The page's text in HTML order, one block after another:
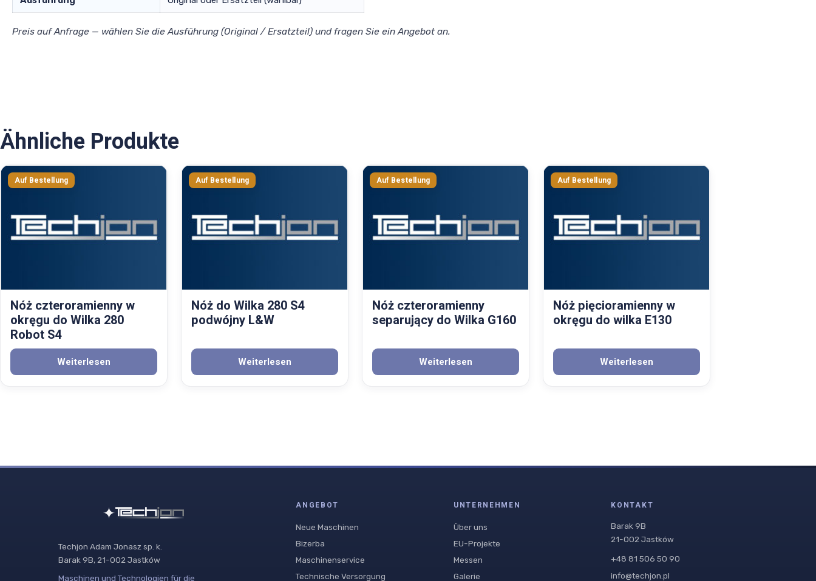
Preis auf Anfrage — wählen Sie die Ausführung (Original / Ersatzteil) und fragen Sie ein Angebot an.
Ähnliche Produkte
Nóż czteroramienny w
okręgu do Wilka 280
Robot S4
Weiterlesen
Nóż do Wilka 280 S4
podwójny L&W
Weiterlesen
Nóż czteroramienny
separujący do Wilka G160
Weiterlesen
Nóż pięcioramienny w
okręgu do wilka E130
Weiterlesen
Techjon Adam Jonasz sp. k.
Barak 9B, 21-002 Jastków
Maschinen und Technologien für die
ANGEBOT
Neue Maschinen
Bizerba
Maschinenservice
Technische Versorgung
UNTERNEHMEN
Über uns
EU-Projekte
Messen
Galerie
KONTAKT
Barak 9B
21-002 Jastków
+48 81 506 50 90
info@techjon.pl